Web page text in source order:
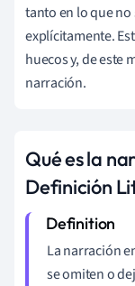
tanto en lo que no
explícitamente.
huecos y, de este
narración.
Qué es la
Definición
La narración
se omiten o